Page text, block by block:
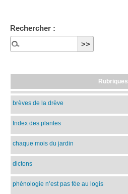
Rechercher :
Rubriques
brèves de la drève
Index des plantes
chaque mois du jardin
dictons
phénologie n’est pas fée au logis